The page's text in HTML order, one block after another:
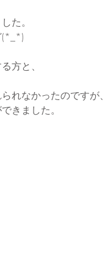
た。
(*_*)
方と、
れなかったのですが、
きました。